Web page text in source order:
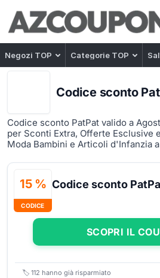
Negozi TOP Categorie TOP
Codice sconto
Codice sconto PatPat valido a
per Sconti Extra, Offerte Esclusive
Moda Bambini e Articoli d'Infanzia
15 %
CODICE
Codice sconto
SCOPRI IL
🏷️ 112 hanno già risparmiato